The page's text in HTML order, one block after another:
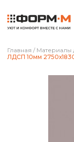
Главная / Материалы
ЛДСП 10мм